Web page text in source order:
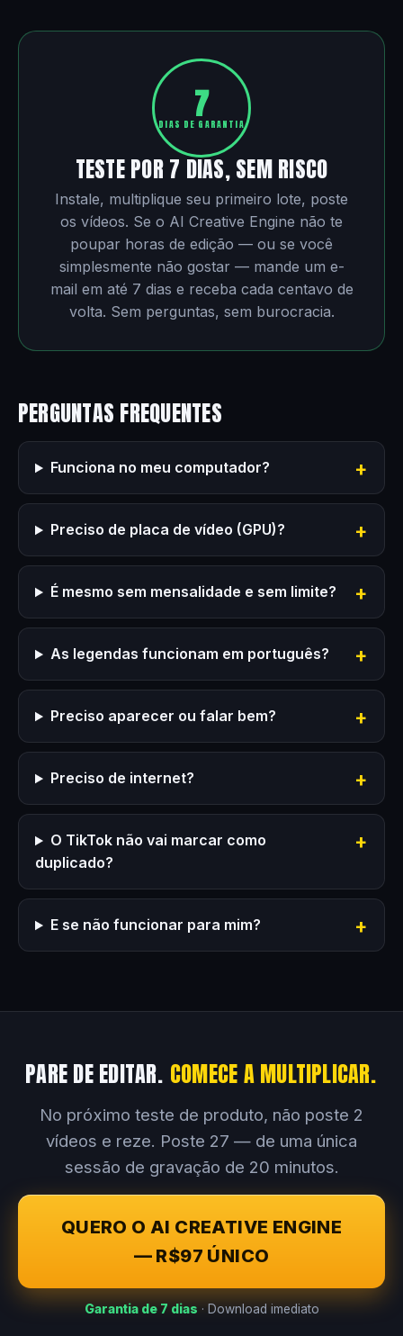
7
DIAS DE GARANTIA
TESTE POR 7 DIAS, SEM RISCO
Instale, multiplique seu primeiro lote, poste
os vídeos. Se o AI Creative Engine não te
poupar horas de edição — ou se você
simplesmente não gostar — mande um e-
mail em até 7 dias e receba cada centavo de
volta. Sem perguntas, sem burocracia.
PERGUNTAS FREQUENTES
Funciona no meu computador?
Preciso de placa de vídeo (GPU)?
É mesmo sem mensalidade e sem limite?
As legendas funcionam em português?
Preciso aparecer ou falar bem?
Preciso de internet?
O TikTok não vai marcar como
duplicado?
E se não funcionar para mim?
PARE DE EDITAR. COMECE A MULTIPLICAR.
No próximo teste de produto, não poste 2
vídeos e reze. Poste 27 — de uma única
sessão de gravação de 20 minutos.
QUERO O AI CREATIVE ENGINE
— R$97 ÚNICO
Garantia de 7 dias · Download imediato